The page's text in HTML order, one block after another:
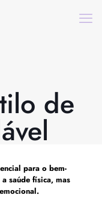
de
para o bem-
saúde física, mas